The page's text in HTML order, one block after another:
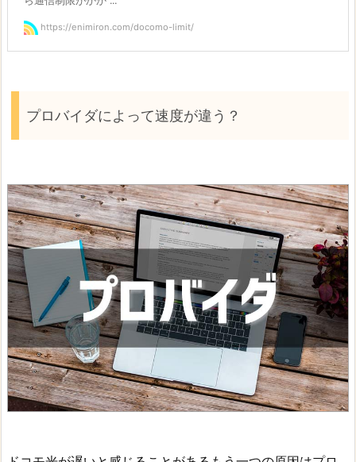
https://enimiron.com/docomo-limit/
プロバイダによって速度が違う？